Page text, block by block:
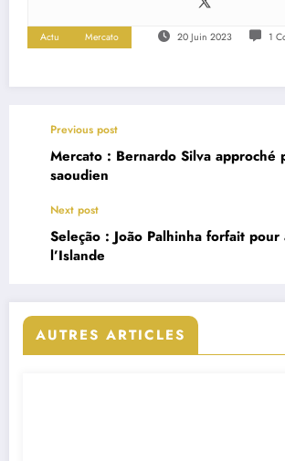
Actu Mercato 20 Juin 2023 1
Previous post
Mercato : Bernardo Silva approché
saoudien
Next post
Seleção : João Palhinha forfait
l’Islande
AUTRES ARTICLES